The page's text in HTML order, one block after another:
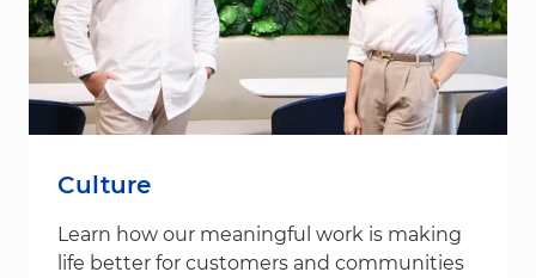
Culture
Learn how our meaningful work is making
life better for customers and communities